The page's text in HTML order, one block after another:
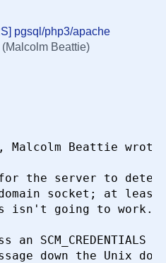
pgsql/php3/apache
(Malcolm Beattie)
2000 г. в 14:19:23
apache authentication
27 апреля
27
Malcolm Beattie
the server to
socket; at least
isn't going to work.
SCM_CREDENTIALS
down the Unix